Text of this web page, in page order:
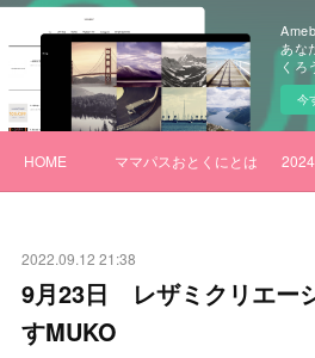
あな
くろ
今
HOME ママパスおとくにとは
2022.09.12 21:38
9月23日 レザミクリエー
すMUKO